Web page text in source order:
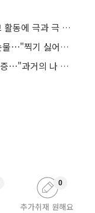
'개과천선' 박정아-이지현, 서인영 유튜브 활동에 극과 극 반응⋯"가슴 아팠다"
서인영, 24살에 '참숯처녀' 광고때문에 눈물⋯"찍기 싫어서 울었다"
'유퀴즈' 서인영, '욕설 사건' 전부터 우울증⋯"과거의 나 너무 싫어"
추가취재 원해요
0